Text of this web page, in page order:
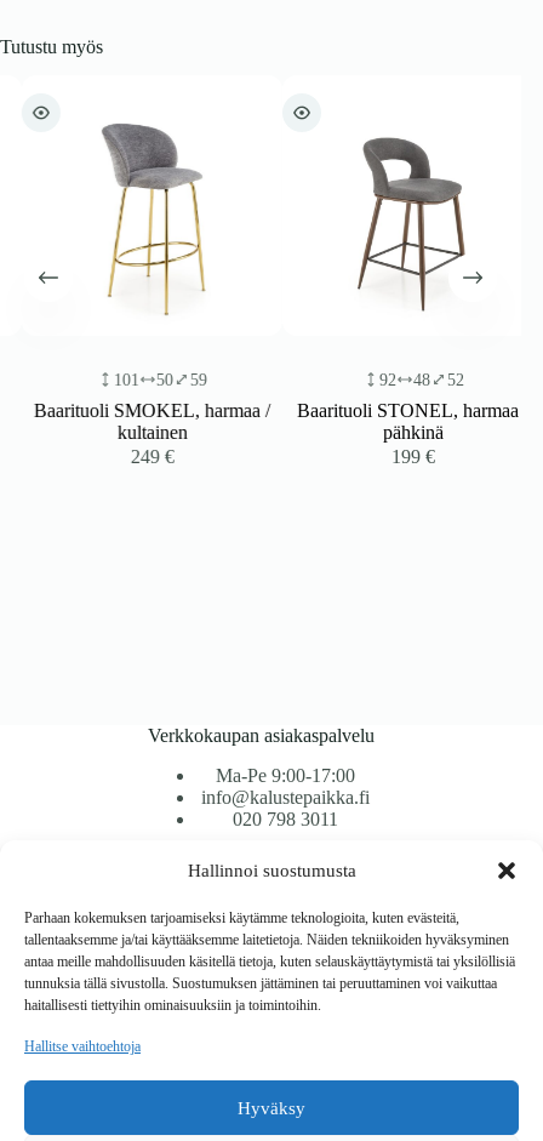
Hallinnoi suostumusta
Parhaan kokemuksen tarjoamiseksi käytämme teknologioita, kuten evästeitä,
tallentaaksemme ja/tai käyttääksemme laitetietoja. Näiden tekniikoiden hyväksyminen
antaa meille mahdollisuuden käsitellä tietoja, kuten selauskäyttäytymistä tai yksilöllisiä
tunnuksia tällä sivustolla. Suostumuksen jättäminen tai peruuttaminen voi vaikuttaa
haitallisesti tiettyihin ominaisuuksiin ja toimintoihin.
Hallitse vaihtoehtoja
Hyväksy
Tutustu myös
101 50 59
Baarituoli SMOKEL, harmaa /
kultainen
249€
92 48 52
Baarituoli STONEL, harmaa /
pähkinä
199€
Verkkokaupan asiakaspalvelu
Ma-Pe 9:00-17:00
info@kalustepaikka.fi
020 798 3011
Tavarantoimitus / Maksutavat
Toimitustavat
Maksutavat
Vaihto ja palautus
Reklamaatiot
Copyright © 2026 Kalustepaikka